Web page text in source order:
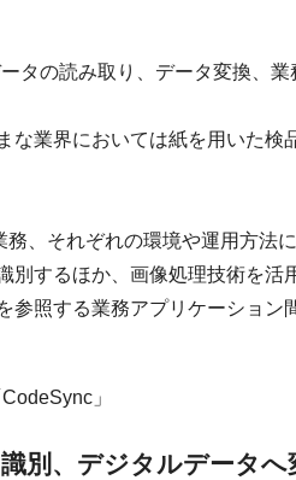
タの読み取り、データ変換、
な業界においては紙を用いた
務、それぞれの環境や運用方
別するほか、画像処理技術を
参照する業務アプリケーショ
別、デジタルデータへ